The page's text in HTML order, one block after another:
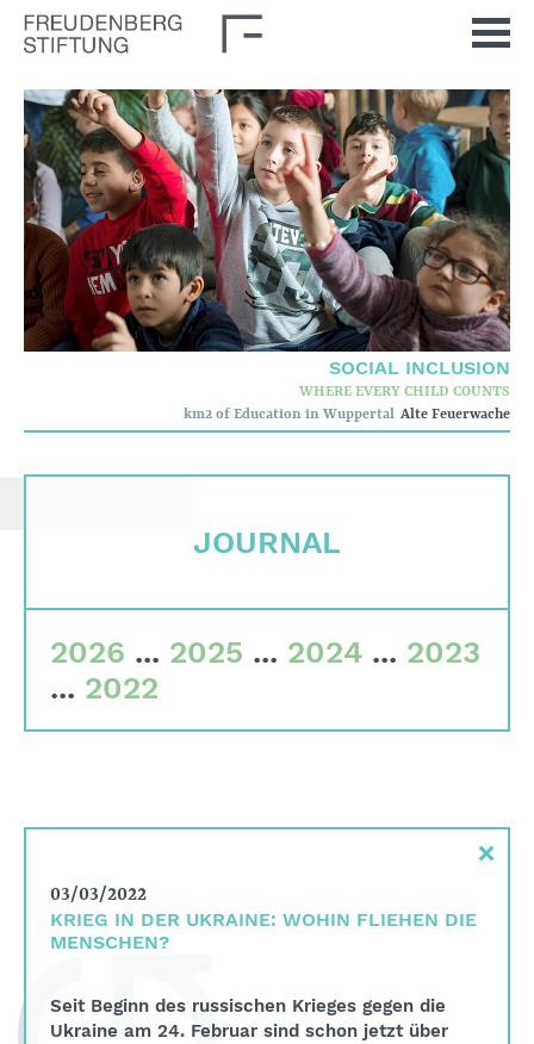
SOCIAL INCLUSION
WHERE EVERY CHILD COUNTS
km2 of Education in Wuppertal Alte Feuerwache
JOURNAL
2026 ... 2025 ... 2024 ... 2023
... 2022
×
03/03/2022
KRIEG IN DER UKRAINE: WOHIN FLIEHEN DIE
MENSCHEN?
Seit Beginn des russischen Krieges gegen die
Ukraine am 24. Februar sind schon jetzt über
Home
News
Journal
Stimulus
Our Issues
Democratic Culture
Social Inclusion
Corporate governance
Financial data
Search
Deutsch